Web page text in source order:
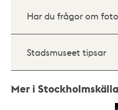
Har du frågor om
Stadsmuseet tipsar
Mer i